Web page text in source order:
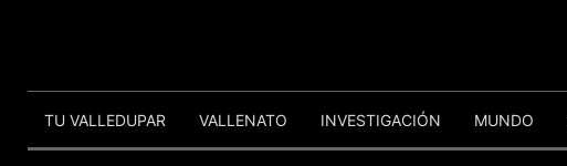
TU VALLEDUPAR VALLENATO INVESTIGACIÓN MUNDO